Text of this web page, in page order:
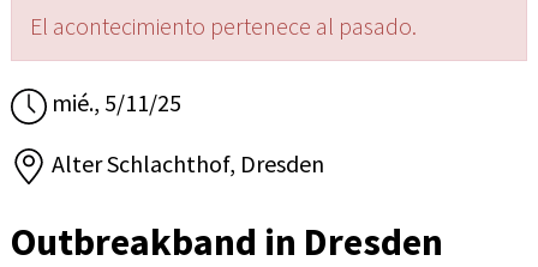
El acontecimiento pertenece al pasado.
mié., 5/11/25
Alter Schlachthof, Dresden
Outbreakband in Dresden